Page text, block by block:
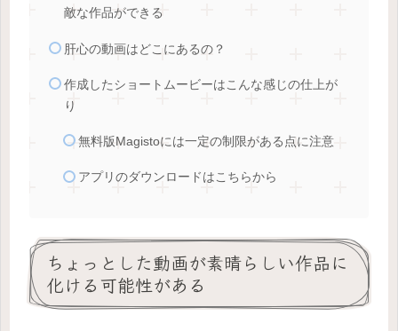
敵な作品ができる
肝心の動画はどこにあるの？
作成したショートムービーはこんな感じの仕上が
り
無料版Magistoには一定の制限がある点に注意
アプリのダウンロードはこちらから
ちょっとした動画が素晴らしい作品に
化ける可能性がある